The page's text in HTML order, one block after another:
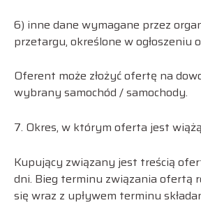
6) inne dane wymagane przez
przetargu, określone w ogłoszeniu
Oferent może złożyć ofertę na
wybrany samochód / samochody.
7. Okres, w którym oferta jest
Kupujący związany jest treścią
dni. Bieg terminu związania ofertą
się wraz z upływem terminu